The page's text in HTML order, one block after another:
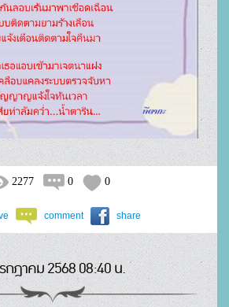
2277 0 0
comment share
กฎาคม 2568 08:40 น.